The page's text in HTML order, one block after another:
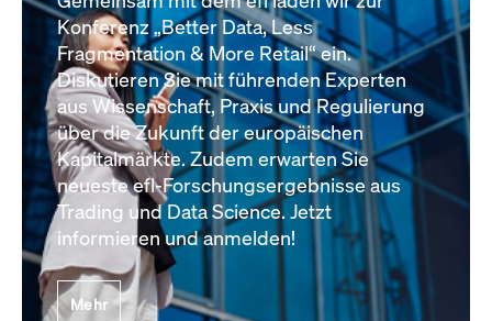
Konferenz „Better Data, Less
Fragmentation & More Retail“ ein.
Diskutieren Sie mit führenden Experten
aus Wissenschaft, Praxis und Regulierung
über die Zukunft der europäischen
Kapitalmärkte. Zudem erwarten Sie
neueste efl-Forschungsergebnisse aus
Trading und Data Science. Jetzt
informieren und anmelden!
Mehr